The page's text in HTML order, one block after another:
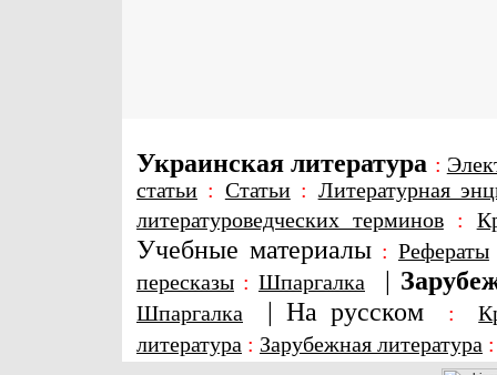
Украинская литература :
статьи : Статьи: Литературная
литературоведческих терминов:
Учебные материалы : Рефераты
пересказы : Шпаргалка |
Шпаргалка | На русском :
литература : Зарубежная литература